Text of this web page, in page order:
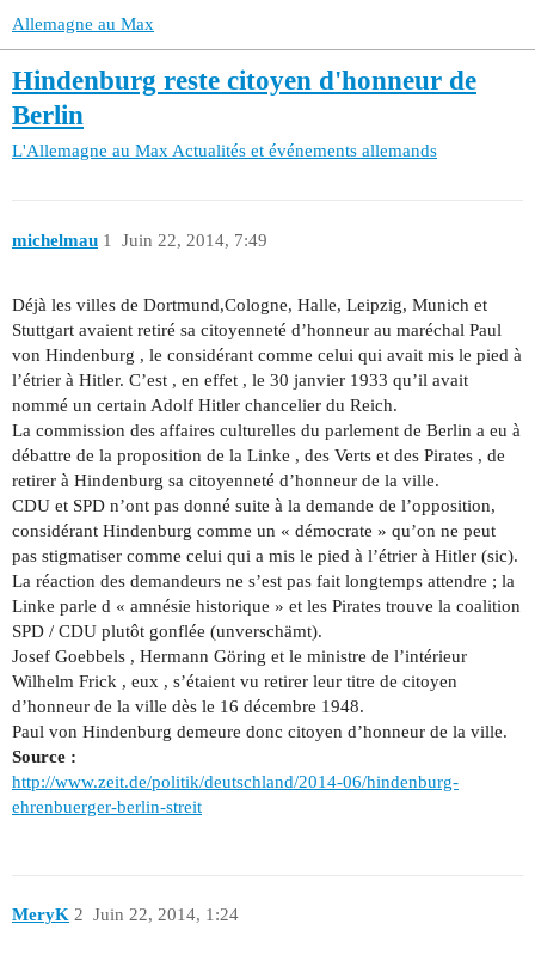
Allemagne au Max
Hindenburg reste citoyen d'honneur de
Berlin
L'Allemagne au MaxActualités et événements allemands
michelmau Juin 22, 2014, 7:49
1
Déjà les villes de Dortmund,Cologne, Halle, Leipzig, Munich et
Stuttgart avaient retiré sa citoyenneté d’honneur au maréchal Paul
von Hindenburg , le considérant comme celui qui avait mis le pied à
l’étrier à Hitler. C’est , en effet , le 30 janvier 1933 qu’il avait
nommé un certain Adolf Hitler chancelier du Reich.
La commission des affaires culturelles du parlement de Berlin a eu à
débattre de la proposition de la Linke , des Verts et des Pirates , de
retirer à Hindenburg sa citoyenneté d’honneur de la ville.
CDU et SPD n’ont pas donné suite à la demande de l’opposition,
considérant Hindenburg comme un « démocrate » qu’on ne peut
pas stigmatiser comme celui qui a mis le pied à l’étrier à Hitler (sic).
La réaction des demandeurs ne s’est pas fait longtemps attendre ; la
Linke parle d « amnésie historique » et les Pirates trouve la coalition
SPD / CDU plutôt gonflée (unverschämt).
Josef Goebbels , Hermann Göring et le ministre de l’intérieur
Wilhelm Frick , eux , s’étaient vu retirer leur titre de citoyen
d’honneur de la ville dès le 16 décembre 1948.
Paul von Hindenburg demeure donc citoyen d’honneur de la ville.
Source :
http://www.zeit.de/politik/deutschland/2014-06/hindenburg-
ehrenbuerger-berlin-streit
MeryK Juin 22, 2014, 1:24
2